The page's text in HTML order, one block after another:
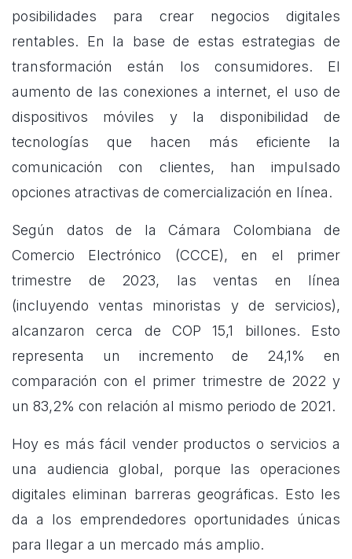
posibilidades para crear negocios digitales
rentables. En la base de estas estrategias de
transformación están los consumidores. El
aumento de las conexiones a internet, el uso de
dispositivos móviles y la disponibilidad de
tecnologías que hacen más eficiente la
comunicación con clientes, han impulsado
opciones atractivas de comercialización en línea.
Según datos de la Cámara Colombiana de
Comercio Electrónico (CCCE), en el primer
trimestre de 2023, las ventas en línea
(incluyendo ventas minoristas y de servicios),
alcanzaron cerca de COP 15,1 billones. Esto
representa un incremento de 24,1% en
comparación con el primer trimestre de 2022 y
un 83,2% con relación al mismo periodo de 2021.
Hoy es más fácil vender productos o servicios a
una audiencia global, porque las operaciones
digitales eliminan barreras geográficas. Esto les
da a los emprendedores oportunidades únicas
para llegar a un mercado más amplio.